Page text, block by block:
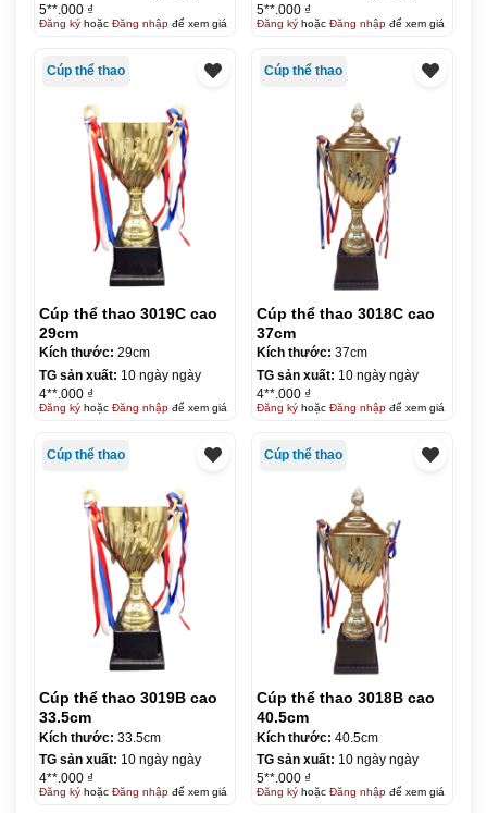
5**.000 ₫
Đăng kýhoặc Đăng nhậpđể xem giá
5**.000 ₫
Đăng kýhoặc Đăng nhậpđể xem giá
Cúp thể thao
Cúp thể thao 3019C cao
29cm
Kích thước: 29cm
TG sản xuất: 10 ngày ngày
4**.000 ₫
Đăng kýhoặc Đăng nhậpđể xem giá
Cúp thể thao
Cúp thể thao 3018C cao
37cm
Kích thước: 37cm
TG sản xuất: 10 ngày ngày
4**.000 ₫
Đăng kýhoặc Đăng nhậpđể xem giá
Cúp thể thao
Cúp thể thao 3019B cao
33.5cm
Kích thước: 33.5cm
TG sản xuất: 10 ngày ngày
4**.000 ₫
Đăng kýhoặc Đăng nhậpđể xem giá
Cúp thể thao
Cúp thể thao 3018B cao
40.5cm
Kích thước: 40.5cm
TG sản xuất: 10 ngày ngày
5**.000 ₫
Đăng kýhoặc Đăng nhậpđể xem giá